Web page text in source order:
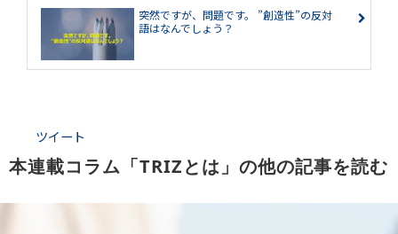
突然ですが、問題です。 ”創造性”の反対
語はなんでしょう？
ツイート
本連載コラム「TRIZとは」の他の記事を読む